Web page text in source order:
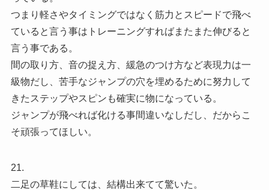
つまり軽さやタイミングではなく筋力とスピードで飛べ
ていると言う事はトレーニングすればまたまた伸びると
言う事である。
間の取り方、音の捉え方、緩急のつけ方など表現力は一
級物だし、苦手なジャンプの穴を埋めるために努力して
きたステップやスピンも確実に物になっている。
ジャンプが飛べれば化ける事間違いなしだし、だからこ
そ頑張ってほしい。
21.
二足の草鞋にしては、結構出来てて驚いた。